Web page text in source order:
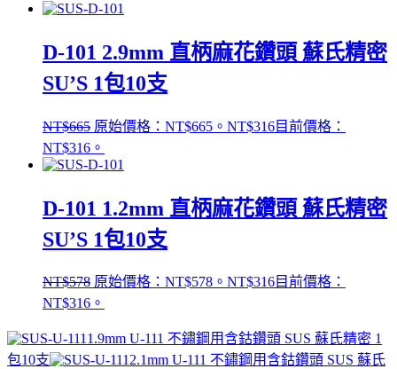
D-101 2.9mm 直柄麻花鑽頭 蘇氏精密
SU’S 1包10支
NT$665 原始價格：NT$665。 NT$316目前價格：
NT$316。
D-101 1.2mm 直柄麻花鑽頭 蘇氏精密
SU’S 1包10支
NT$578 原始價格：NT$578。 NT$316目前價格：
NT$316。
1.9mm U-111 不鏽鋼用含鈷鑽頭 SUS 蘇氏精密 1
包10支
2.1mm U-111 不鏽鋼用含鈷鑽頭 SUS 蘇氏